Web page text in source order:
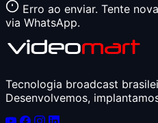
Erro ao enviar. Tente
via WhatsApp.
Tecnologia broadcast
Desenvolvemos,